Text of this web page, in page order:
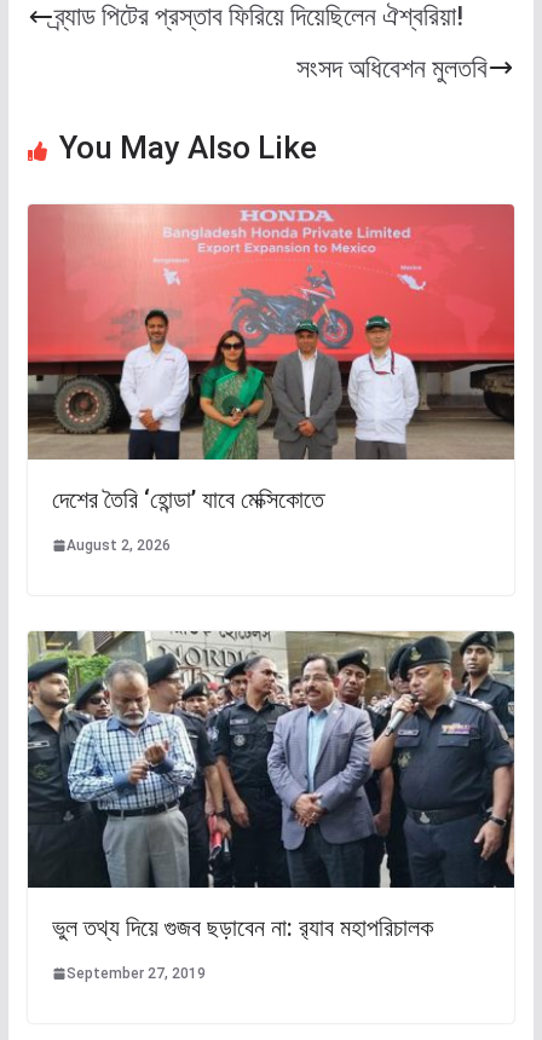
ব্র্যাড পিটের প্রস্তাব ফিরিয়ে দিয়েছিলেন ঐশ্বরিয়া!
সংসদ অধিবেশন মুলতবি
You May Also Like
দেশের তৈরি ‘হোন্ডা’ যাবে মেক্সিকোতে
August 2, 2026
ভুল তথ্য দিয়ে গুজব ছড়াবেন না: র‌্যাব মহাপরিচালক
September 27, 2019